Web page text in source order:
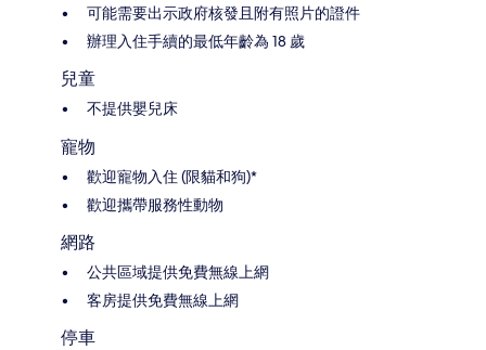
可能需要出示政府核發且附有照片的證件
辦理入住手續的最低年齡為 18 歲
兒童
不提供嬰兒床
寵物
歡迎寵物入住 (限貓和狗)*
歡迎攜帶服務性動物
網路
公共區域提供免費無線上網
客房提供免費無線上網
停車